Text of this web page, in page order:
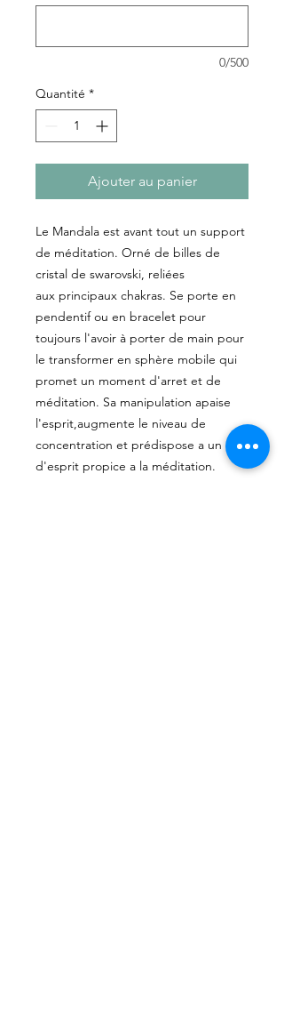
0/500
Quantité *
Ajouter au panier
Le Mandala est avant tout un support
de méditation. Orné de billes de
cristal de swarovski, reliées
aux principaux chakras. Se porte en
pendentif ou en bracelet pour
toujours l'avoir à porter de main pour
le transformer en sphère mobile qui
promet un moment d'arret et de
méditation. Sa manipulation apaise
l'esprit,augmente le niveau de
concentration et prédispose a un état
d'esprit propice a la méditation.